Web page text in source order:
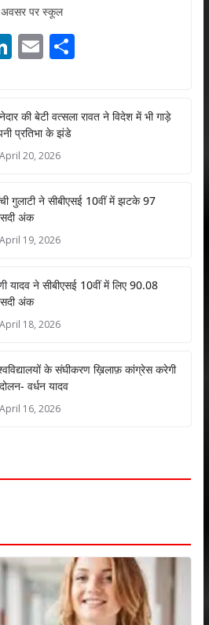
अवसर पर स्कूल
Li
e
dI
E
l
S
e
की बेटी वत्सला रावत ने विदेश में भी गाड़े
प्रतिभा के झंडे
April 20, 2026
गुलाटी ने सीबीएसई 10वीं में झटके 97
अंक
April 19, 2026
यादव ने सीबीएसई 10वीं में लिए 90.08
अंक
April 18, 2026
के संघीकरण ख़िलाफ़ कांग्रेस करेगी
वर्धन यादव
April 16, 2026